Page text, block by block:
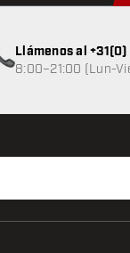
Llámenos al
8:00–21:00 (Lun-